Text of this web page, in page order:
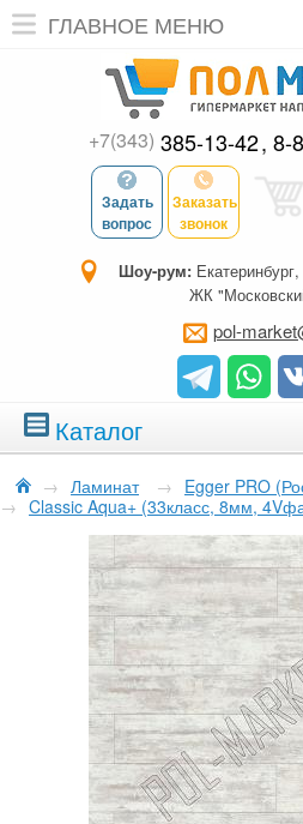
ГЛАВНОЕ МЕНЮ
+7(343) 385-13-42 8-
Задать
вопрос
Заказать
звонок
Шоу-рум:
ЖК
pol-
Каталог
→ Ламинат → Egger PRO
→ Classic Aqua+ (33класс, 8мм,